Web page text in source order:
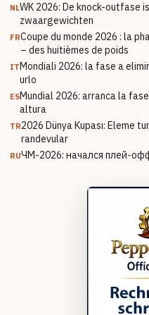
NLWK 2026: De knock-outfase
zwaargewichten
FRCoupe du monde 2026 : la
– des huitièmes de poids
ITMondiali 2026: la fase a
urlo
ESMundial 2026: arranca la
altura
TR2026 Dünya Kupası: Eleme
randevular
RUЧМ-2026: начался плей-